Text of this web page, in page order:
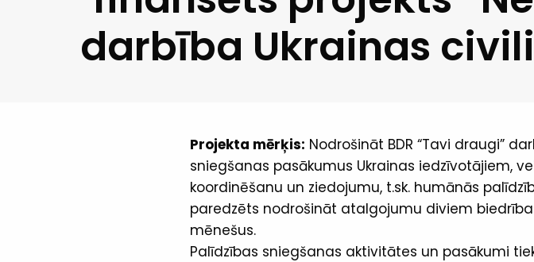
darbība Ukrainas
Projekta mērķis: Nodrošināt BDR “Tavi draugi”
sniegšanas pasākumus Ukrainas iedzīvotājiem,
koordinēšanu un ziedojumu, t.sk. humānās
paredzēts nodrošināt atalgojumu diviem
mēnešus.
Palīdzības sniegšanas aktivitātes un pasākumi